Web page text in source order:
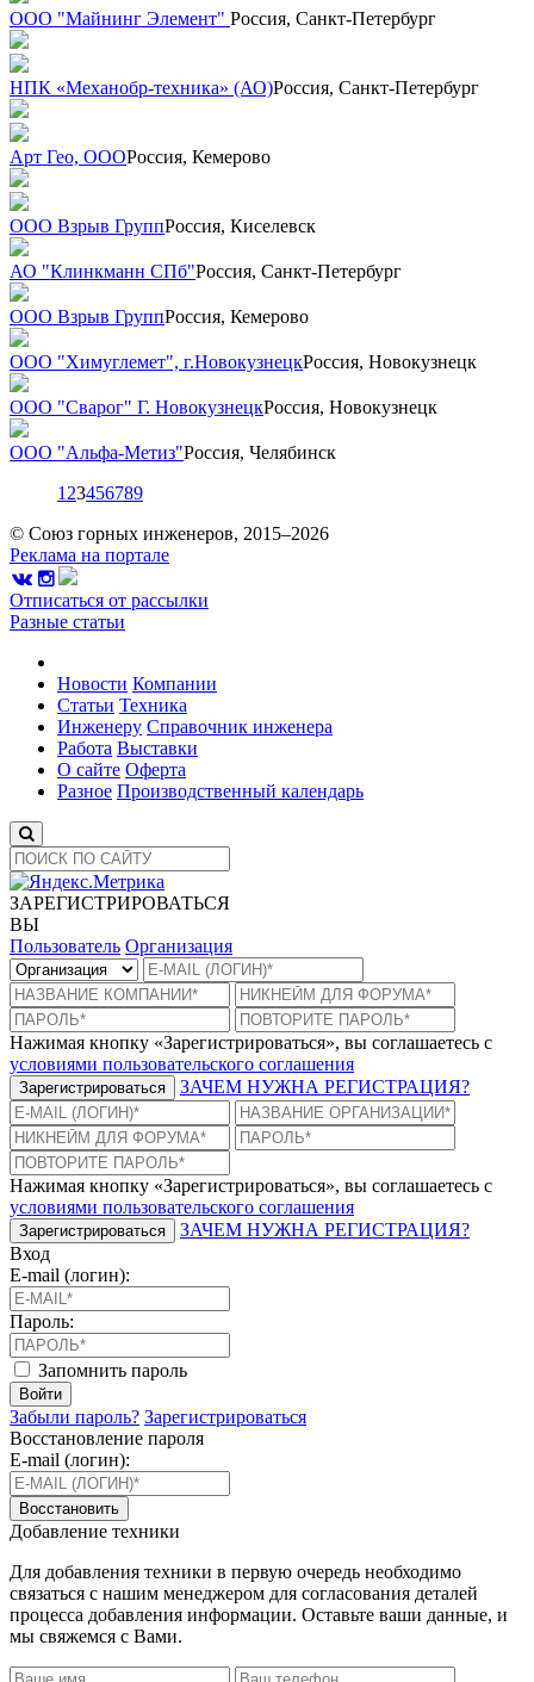
ООО "Майнинг Элемент" Россия, Санкт-Петербург
НПК «Механобр-техника» (АО)Россия, Санкт-Петербург
Арт Гео, ОООРоссия, Кемерово
ООО Взрыв ГруппРоссия, Киселевск
АО "Клинкманн СПб"Россия, Санкт-Петербург
ООО Взрыв ГруппРоссия, Кемерово
ООО "Химуглемет", г.НовокузнецкРоссия, Новокузнецк
ООО "Сварог" Г. НовокузнецкРоссия, Новокузнецк
ООО "Альфа-Метиз"Россия, Челябинск
1 23456789
© Союз горных инженеров, 2015–2026
Реклама на портале
Отписаться от рассылки
Разные статьи
Новости Компании
Статьи Техника
Инженеру Справочник инженера
Работа Выставки
О сайте Оферта
Разное Производственный календарь
ЗАРЕГИСТРИРОВАТЬСЯ
ВЫ
Пользователь Организация
Нажимая кнопку «Зарегистрироваться», вы соглашаетесь с
условиями пользовательского соглашения
Зарегистрироваться ЗАЧЕМ НУЖНА РЕГИСТРАЦИЯ?
Нажимая кнопку «Зарегистрироваться», вы соглашаетесь с
условиями пользовательского соглашения
Зарегистрироваться
ЗАЧЕМ НУЖНА РЕГИСТРАЦИЯ?
Вход
E-mail (логин):
Пароль:
Запомнить пароль
Войти
Забыли пароль? Зарегистрироваться
Восстановление пароля
E-mail (логин):
Восстановить
Добавление техники
Для добавления техники в первую очередь необходимо
связаться с нашим менеджером для согласования деталей
процесса добавления информации. Оставьте ваши данные, и
мы свяжемся с Вами.